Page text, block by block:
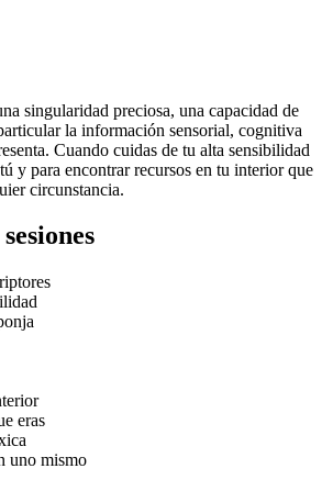
singularidad preciosa, una capacidad de
la información sensorial, cognitiva
Cuando cuidas de tu alta sensibilidad
y para encontrar recursos en tu interior que
circunstancia.
eras
uno mismo